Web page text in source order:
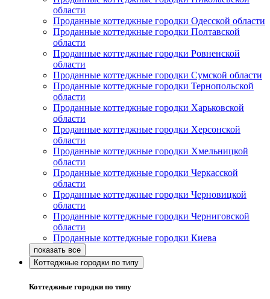
области
Проданные коттеджные городки Одесской области
Проданные коттеджные городки Полтавской
области
Проданные коттеджные городки Ровненской
области
Проданные коттеджные городки Сумской области
Проданные коттеджные городки Тернопольской
области
Проданные коттеджные городки Харьковской
области
Проданные коттеджные городки Херсонской
области
Проданные коттеджные городки Хмельницкой
области
Проданные коттеджные городки Черкасской
области
Проданные коттеджные городки Черновицкой
области
Проданные коттеджные городки Черниговской
области
Проданные коттеджные городки Киева
Коттеджные городки по типу
Коттеджные городки по типу